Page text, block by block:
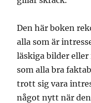
Den här boken
alla som är
läskiga bilder
som alla bra
trott sig vara
något nytt när